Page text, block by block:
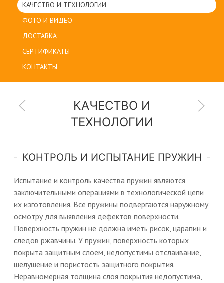
КАЧЕСТВО И ТЕХНОЛОГИИ
ФОТО И ВИДЕО
ДОСТАВКА
СЕРТИФИКАТЫ
КОНТАКТЫ
КАЧЕСТВО И
ТЕХНОЛОГИИ
КОНТРОЛЬ И ИСПЫТАНИЕ ПРУЖИН
Испытание и контроль качества пружин являются
заключительными операциями в технологической цепи
их изготовления. Все пружины подвергаются наружному
осмотру для выявления дефектов поверхности.
Поверхность пружин не должна иметь рисок, царапин и
следов ржавчины. У пружин, поверхность которых
покрыта защитным слоем, недопустимы отслаивание,
шелушение и пористость защитного покрытия.
Неравномерная толщина слоя покрытия недопустима,